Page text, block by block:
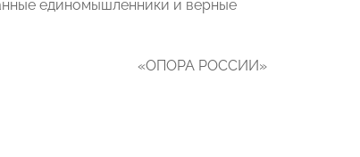
единомышленники и верные
«ОПОРА РОССИИ»